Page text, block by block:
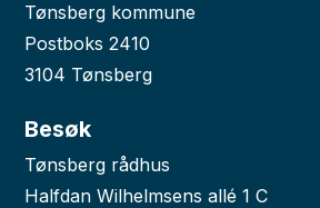
Tønsberg kommune
Postboks 2410
3104 Tønsberg
Besøk
Tønsberg rådhus
Halfdan Wilhelmsens allé 1 C